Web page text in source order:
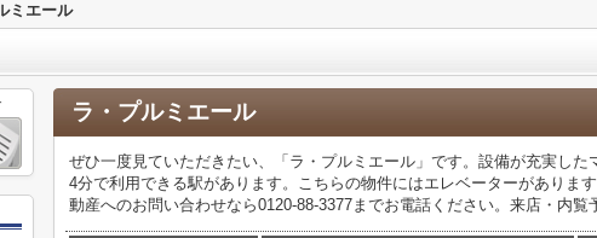
ミエール
ラ・プルミエール
ぜひ一度見ていただきたい、「ラ・プルミエール」です。設備が充実し
4分で利用できる駅があります。こちらの物件にはエレベーターがあり
動産へのお問い合わせなら0120-88-3377までお電話ください。来店・内